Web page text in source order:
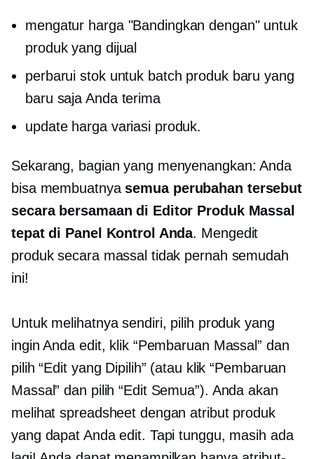
mengatur harga "Bandingkan dengan" untuk
produk yang dijual
perbarui stok untuk batch produk baru yang
baru saja Anda terima
update harga variasi produk.
Sekarang, bagian yang menyenangkan: Anda
bisa membuatnyasemua perubahan tersebut
secara bersamaan di Editor Produk Massal
tepat di Panel Kontrol Anda. Mengedit
produk secara massal tidak pernah semudah
ini!
Untuk melihatnya sendiri, pilih produk yang
ingin Anda edit, klik “Pembaruan Massal” dan
pilih “Edit yang Dipilih” (atau klik “Pembaruan
Massal” dan pilih “Edit Semua”). Anda akan
melihat spreadsheet dengan atribut produk
yang dapat Anda edit. Tapi tunggu, masih ada